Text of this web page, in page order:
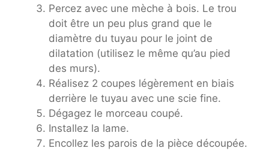
Percez avec une mèche à bois. Le trou
doit être un peu plus grand que le
diamètre du tuyau pour le joint de
dilatation (utilisez le même qu’au pied
des murs).
Réalisez 2 coupes légèrement en biais
derrière le tuyau avec une scie fine.
Dégagez le morceau coupé.
Installez la lame.
Encollez les parois de la pièce découpée.